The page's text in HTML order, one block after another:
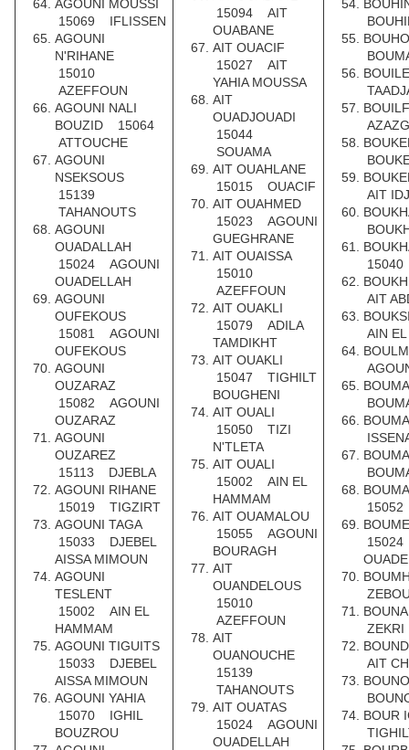
AGOUNI MOUSSI
15069 IFLISSEN
AGOUNI
N'RIHANE
15010
AZEFFOUN
AGOUNI NALI
BOUZID 15064
ATTOUCHE
AGOUNI
NSEKSOUS
15139
TAHANOUTS
AGOUNI
OUADALLAH
15024 AGOUNI
OUADELLAH
AGOUNI
OUFEKOUS
15081 AGOUNI
OUFEKOUS
AGOUNI
OUZARAZ
15082 AGOUNI
OUZARAZ
AGOUNI
OUZAREZ
15113 DJEBLA
AGOUNI RIHANE
15019 TIGZIRT
AGOUNI TAGA
15033 DJEBEL
AISSA MIMOUN
AGOUNI
TESLENT
15002 AIN EL
HAMMAM
AGOUNI TIGUITS
15033 DJEBEL
AISSA MIMOUN
AGOUNI YAHIA
15070 IGHIL
BOUZROU
15094 AIT
OUABANE
AIT OUACIF
15027 AIT
YAHIA MOUSSA
AIT
OUADJOUADI
15044
SOUAMA
AIT OUAHLANE
15015 OUACIF
AIT OUAHMED
15023 AGOUNI
GUEGHRANE
AIT OUAISSA
15010
AZEFFOUN
AIT OUAKLI
15079 ADILA
TAMDIKHT
AIT OUAKLI
15047 TIGHILT
BOUGHENI
AIT OUALI
15050 TIZI
N'TLETA
AIT OUALI
15002 AIN EL
HAMMAM
AIT OUAMALOU
15055 AGOUNI
BOURAGH
AIT
OUANDELOUS
15010
AZEFFOUN
AIT
OUANOUCHE
15139
TAHANOUTS
AIT OUATAS
15024 AGOUNI
OUADELLAH
AIT
AIT
AIN
ZEKRI
AIT